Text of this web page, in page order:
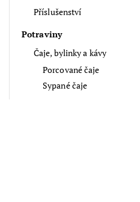
Příslušenství
Potraviny
Čaje, bylinky a kávy
Porcované čaje
Sypané čaje